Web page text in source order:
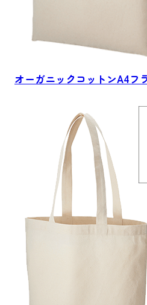
オーガニックコットンA4フ